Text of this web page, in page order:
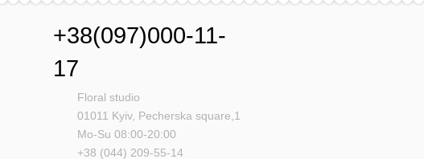
+38(097)000-11-
17
Floral studio
01011 Kyiv, Pecherska square,1
Mo-Su 08:00-20:00
+38 (044) 209-55-14